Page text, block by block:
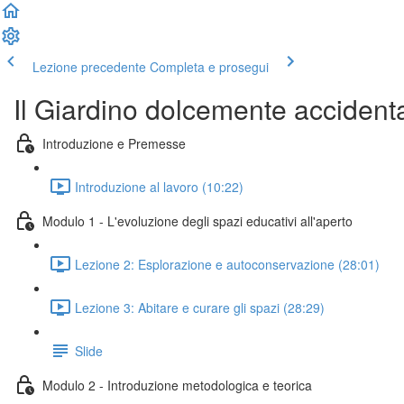
Lezione precedente Completa e prosegui
Il Giardino dolcemente
Introduzione e Premesse
Introduzione al lavoro (10:22)
Modulo 1 - L'evoluzione degli spazi educativi all'aperto
Lezione 2: Esplorazione e autoconservazione (28:01)
Lezione 3: Abitare e curare gli spazi (28:29)
Slide
Modulo 2 - Introduzione metodologica e teorica